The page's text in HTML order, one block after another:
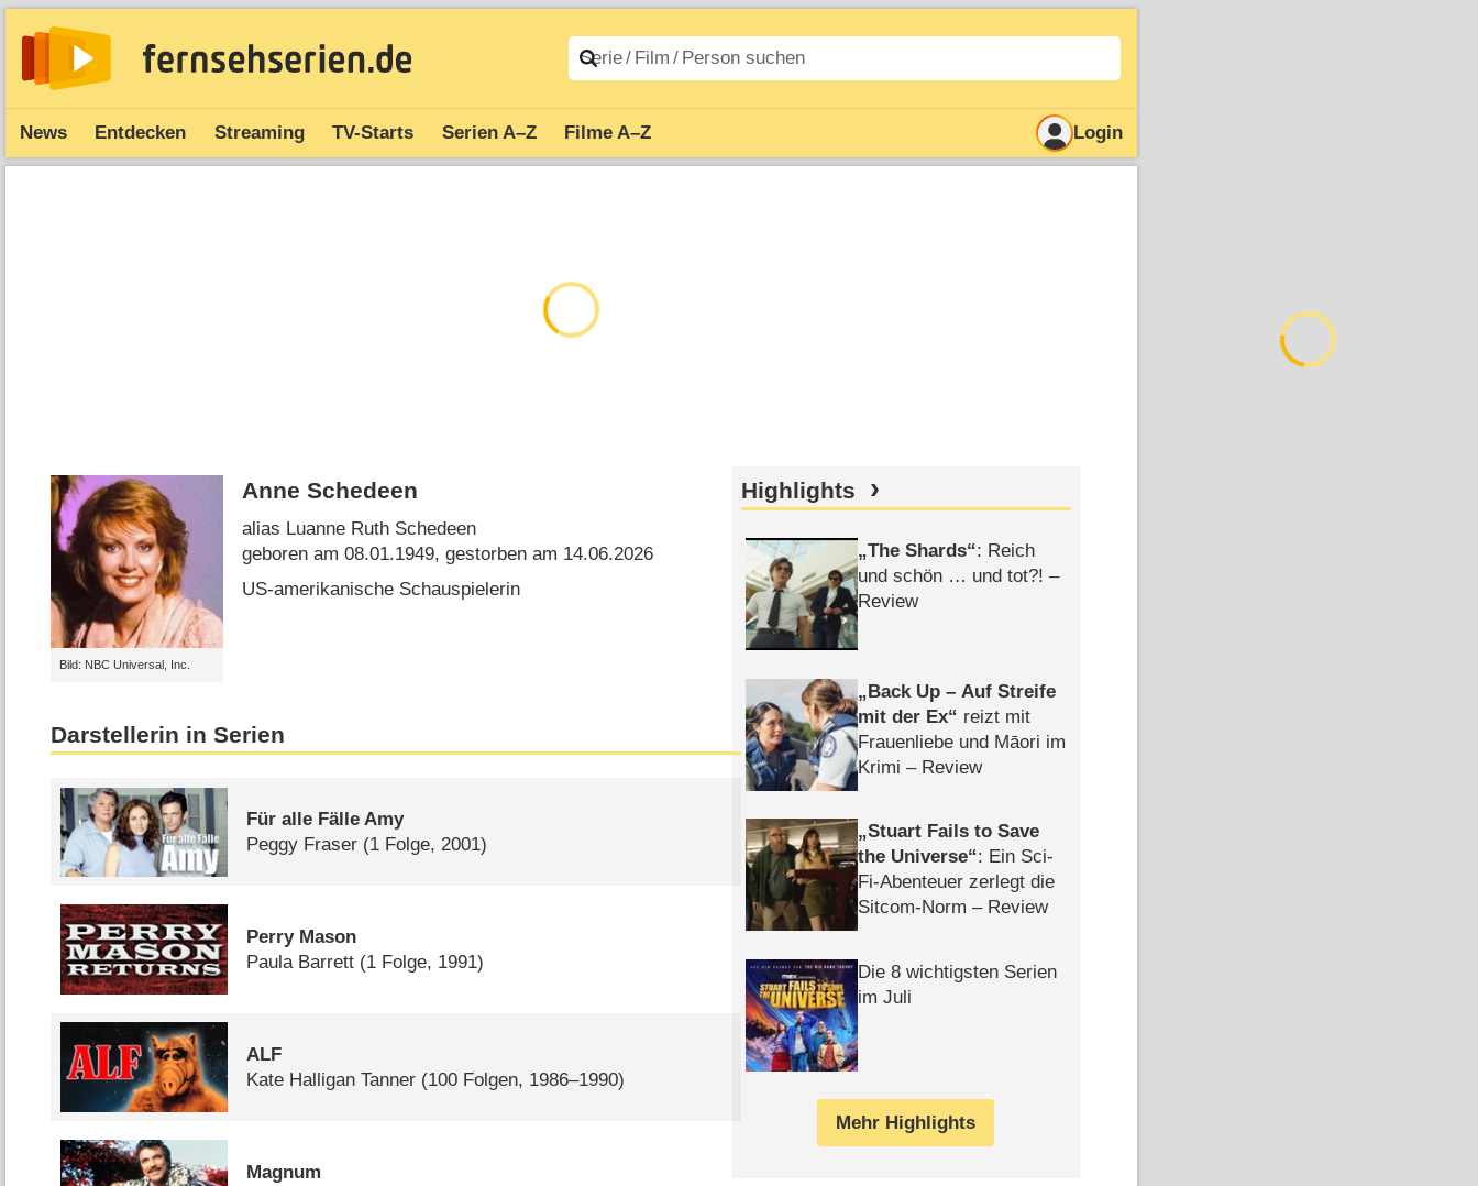
News Entdecken Streaming TV-Starts Serien A–Z Filme A–Z Login
Bild: NBC Universal, Inc.
Anne Schedeen
alias Luanne Ruth Schedeen
geboren am 08.01.1949, gestorben am 14.06.2026
US-amerikanische Schauspielerin
Darstellerin in Serien
Für alle Fälle Amy
Peggy Fraser (1 Folge, 2001)
Perry Mason
Paula Barrett (1 Folge, 1991)
ALF
Kate Halligan Tanner (100 Folgen, 1986–1990)
Magnum
Highlights
The Shards : Reich
und schön … und tot?! –
Review
Back Up – Auf Streife
mit der Ex
reizt mit
Frauenliebe und Māori im
Krimi – Review
Stuart Fails to Save
the Universe : Ein Sci-
Fi-Abenteuer zerlegt die
Sitcom-Norm – Review
Die 8 wichtigsten Serien
im Juli
Mehr Highlights